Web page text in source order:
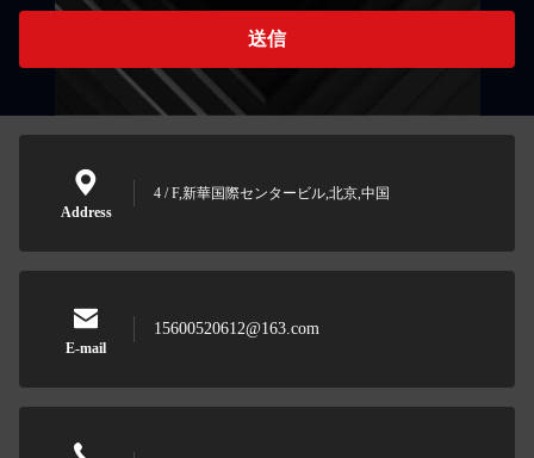
送信
Address
4 / F,新華国際センタービル,北京,中国
E-mail
15600520612@163.com